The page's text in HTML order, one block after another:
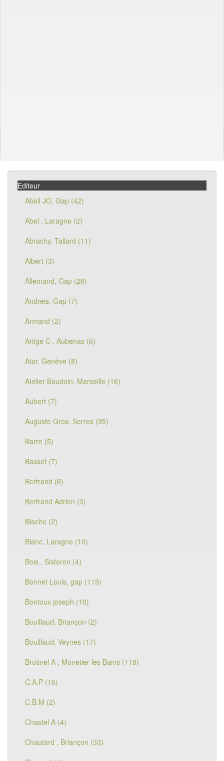
Editeur
Abeil JO, Gap (42)
Abel , Laragne (2)
Abrachy, Tallard (11)
Albert (3)
Allemand, Gap (28)
Andreis, Gap (7)
Armand (2)
Artige C , Aubenas (6)
Atar, Genève (8)
Atelier Baudoin, Marseille (16)
Aubert (7)
Auguste Gros, Serres (95)
Barre (5)
Basset (7)
Bertrand (6)
Bertrand Adrien (3)
Blache (2)
Blanc, Laragne (10)
Bois , Sisteron (4)
Bonnet Louis, gap (115)
Bontoux joseph (10)
Bouillaud, Briançon (2)
Bouillaud, Veynes (17)
Brutinel A , Monetier les Bains (118)
C.A.P (16)
C.B.M (2)
Chastel A (4)
Chautard , Briançon (33)